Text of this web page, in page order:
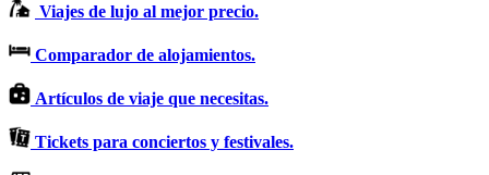
Viajes de lujo al mejor precio.
Comparador de alojamientos.
Artículos de viaje que necesitas.
Tickets para conciertos y festivales.